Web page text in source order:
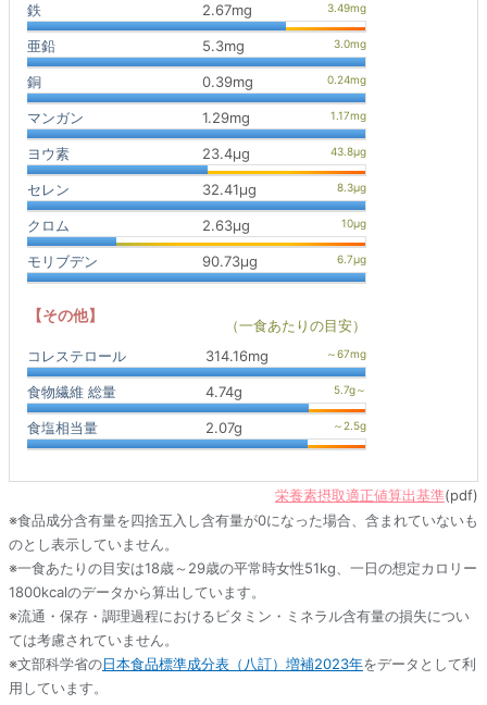
鉄 2.67mg
亜鉛 5.3mg
銅 0.39mg
マンガン 1.29mg
ヨウ素 23.4μg
セレン 32.41μg
クロム 2.63μg
モリブデン 90.73μg
【その他】
（一食あたりの目安）
コレステロール
314.16mg
食物繊維 総量 4.74g
食塩相当量 2.07g
栄養素摂取適正値算出基準(pdf)
※食品成分含有量を四捨五入し含有量が0になった場合、含まれていないも
のとし表示していません。
※一食あたりの目安は18歳～29歳の平常時女性51kg、一日の想定カロリー
1800kcalのデータから算出しています。
※流通・保存・調理過程におけるビタミン・ミネラル含有量の損失につい
ては考慮されていません。
※文部科学省の日本食品標準成分表（八訂）増補2023年をデータとして利
用しています。